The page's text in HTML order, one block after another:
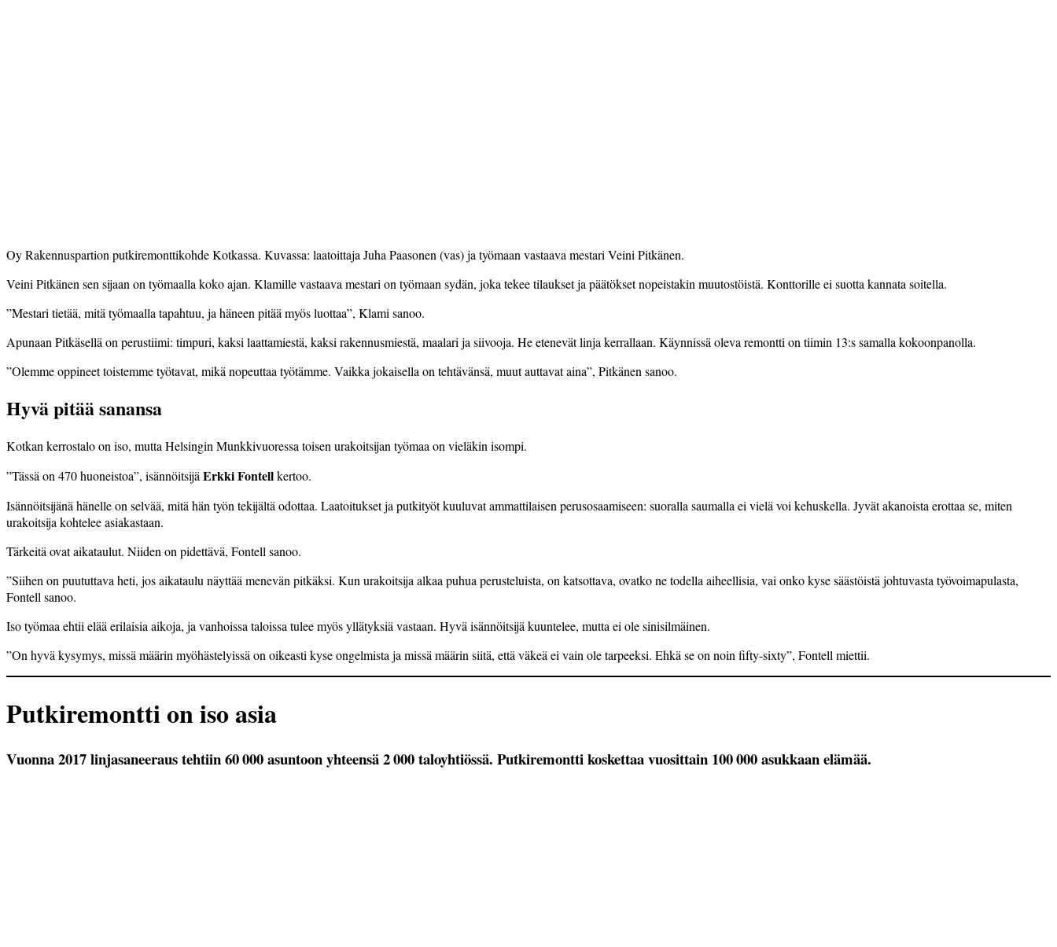
Oy Rakennuspartion putkiremonttikohde Kotkassa. Kuvassa: laatoittaja Juha Paasonen (vas) ja työmaan vastaava mestari Veini Pitkänen.
Veini Pitkänen sen sijaan on työmaalla koko ajan. Klamille vastaava mestari on työmaan sydän, joka tekee tilaukset ja päätökset nopeistakin muutostöistä. Konttorille ei suotta kannata soitella.
”Mestari tietää, mitä työmaalla tapahtuu, ja häneen pitää myös luottaa”, Klami sanoo.
Apunaan Pitkäsellä on perustiimi: timpuri, kaksi laattamiestä, kaksi rakennusmiestä, maalari ja siivooja. He etenevät linja kerrallaan. Käynnissä oleva remontti on tiimin 13:s samalla kokoonpanolla.
”Olemme oppineet toistemme työtavat, mikä nopeuttaa työtämme. Vaikka jokaisella on tehtävänsä, muut auttavat aina”, Pitkänen sanoo.
Hyvä pitää sanansa
Kotkan kerrostalo on iso, mutta Helsingin Munkkivuoressa toisen urakoitsijan työmaa on vieläkin isompi.
”Tässä on 470 huoneistoa”, isännöitsijäErkki Fontellkertoo.
Isännöitsijänä hänelle on selvää, mitä hän työn tekijältä odottaa. Laatoitukset ja putkityöt kuuluvat ammattilaisen perusosaamiseen: suoralla saumalla ei vielä voi kehuskella. Jyvät akanoista erottaa se, miten
urakoitsija kohtelee asiakastaan.
Tärkeitä ovat aikataulut. Niiden on pidettävä, Fontell sanoo.
”Siihen on puututtava heti, jos aikataulu näyttää menevän pitkäksi. Kun urakoitsija alkaa puhua perusteluista, on katsottava, ovatko ne todella aiheellisia, vai onko kyse säästöistä johtuvasta työvoimapulasta,
Fontell sanoo.
Iso työmaa ehtii elää erilaisia aikoja, ja vanhoissa taloissa tulee myös yllätyksiä vastaan. Hyvä isännöitsijä kuuntelee, mutta ei ole sinisilmäinen.
”On hyvä kysymys, missä määrin myöhästelyissä on oikeasti kyse ongelmista ja missä määrin siitä, että väkeä ei vain ole tarpeeksi. Ehkä se on noin fifty-sixty”, Fontell miettii.
Putkiremontti on iso asia
Vuonna 2017 linjasaneeraus tehtiin 60 000 asuntoon yhteensä 2 000 taloyhtiössä. Putkiremontti koskettaa vuosittain 100 000 asukkaan elämää.